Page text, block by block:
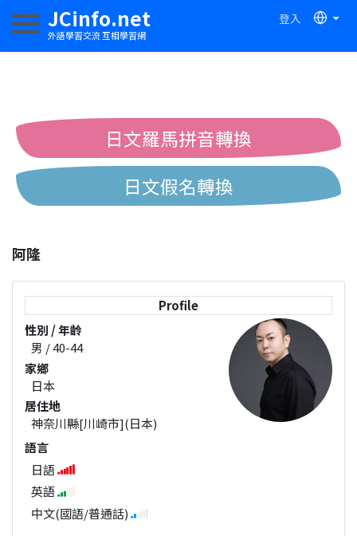
JCinfo.net
外語學習交流 互相學習網
登入
切換導航
日文羅馬拼音轉換
日文假名轉換
中日漢字互換
阿隆
Profile
性別 / 年齡
男 / 40-44
家鄉
日本
居住地
神奈川縣[川崎市](日本)
語言
日語
英語
中文(國語/普通話)